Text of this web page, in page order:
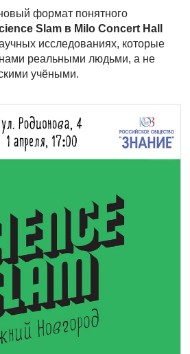
формат понятного
Slam в Milo Concert Hall
исследованиях, которые
реальными людьми, а не
учёными.